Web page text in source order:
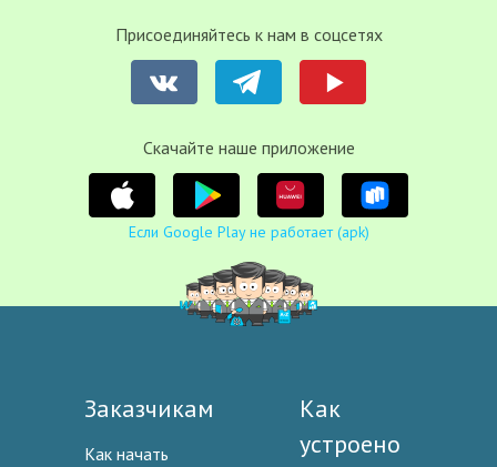
Присоединяйтесь к нам в соцсетях
Cкачайте наше приложение
Если Google Play не работает (apk)
Заказчикам
Как начать
Как
устроено